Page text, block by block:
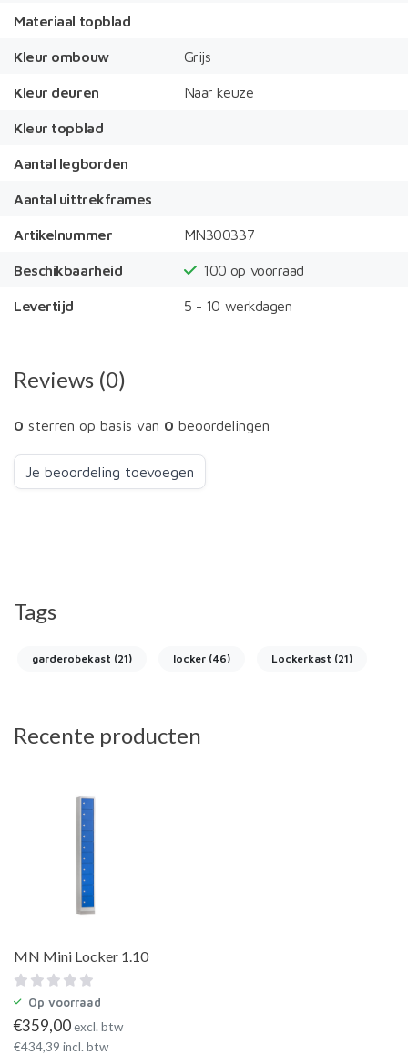
Materiaal topblad
Kleur ombouw Grijs
Kleur deuren Naar keuze
Kleur topblad
Aantal legborden
Aantal uittrekframes
Artikelnummer MN300337
Beschikbaarheid 100 op voorraad
Levertijd 5 - 10 werkdagen
Reviews (0)
0 sterren op basis van 0 beoordelingen
Je beoordeling toevoegen
Tags
garderobekast (21) locker (46) Lockerkast (21)
Recente producten
MN Mini Locker 1.10
Op voorraad
€359,00excl. btw
€434,39 incl. btw